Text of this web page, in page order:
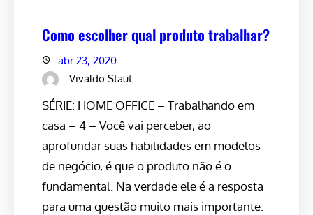
Como escolher qual produto trabalhar?
abr 23, 2020
Vivaldo Staut
SÉRIE: HOME OFFICE – Trabalhando em
casa – 4 – Você vai perceber, ao
aprofundar suas habilidades em modelos
de negócio, é que o produto não é o
fundamental. Na verdade ele é a resposta
para uma questão muito mais importante.